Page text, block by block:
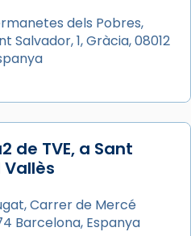
a Barcelona, i als
de Barcelona.
el cardenal Joan
la missa i l’ha
de Barcelona,
dels Pobres,
Salvador, 1, Gràcia, 08012
de TVE, a Sant
Carrer de Mercé
Barcelona, Espanya